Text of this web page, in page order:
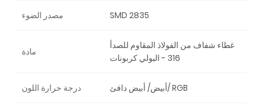
مصدر الضوء SMD 2835
مادة
غطاء شفاف من الفولاذ المقاوم للصدأ
316 - البولي كربونات
درجة حرارة اللون أبيض/ أبيض دافئ/ RGB